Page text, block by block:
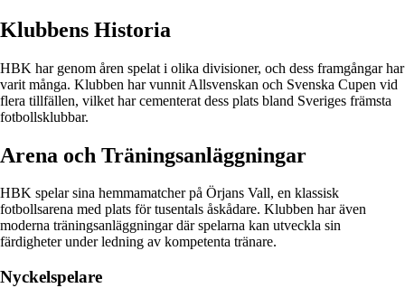
Klubbens Historia
HBK har genom åren spelat i olika divisioner, och dess framgångar har
varit många. Klubben har vunnit Allsvenskan och Svenska Cupen vid
flera tillfällen, vilket har cementerat dess plats bland Sveriges främsta
fotbollsklubbar.
Arena och Träningsanläggningar
HBK spelar sina hemmamatcher på Örjans Vall, en klassisk
fotbollsarena med plats för tusentals åskådare. Klubben har även
moderna träningsanläggningar där spelarna kan utveckla sin
färdigheter under ledning av kompetenta tränare.
Nyckelspelare